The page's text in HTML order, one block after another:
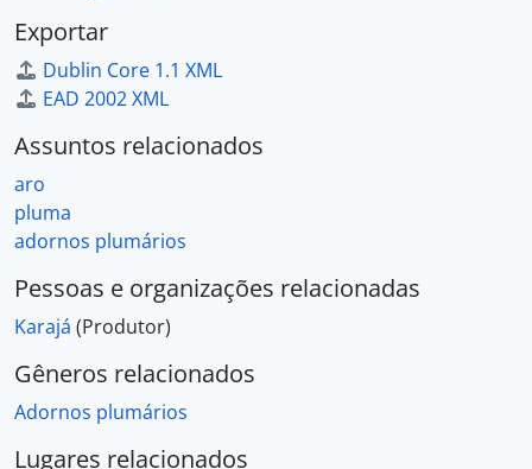
Exportar
Dublin Core 1.1 XML
EAD 2002 XML
Assuntos relacionados
aro
pluma
adornos plumários
Pessoas e organizações relacionadas
Karajá (Produtor)
Gêneros relacionados
Adornos plumários
Lugares relacionados